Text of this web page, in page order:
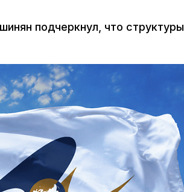
подчеркнул, что структуры